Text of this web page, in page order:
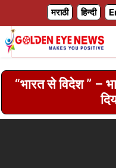
मराठी हिन्दी
“भारत से विदेश ” –